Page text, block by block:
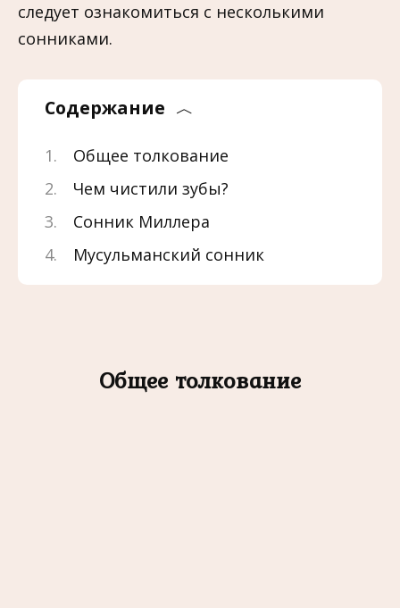
следует ознакомиться с несколькими
сонниками.
Содержание
Общее толкование
Чем чистили зубы?
Сонник Миллера
Мусульманский сонник
Общее толкование